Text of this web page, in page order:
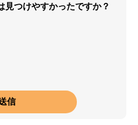
見つけやすかったですか？